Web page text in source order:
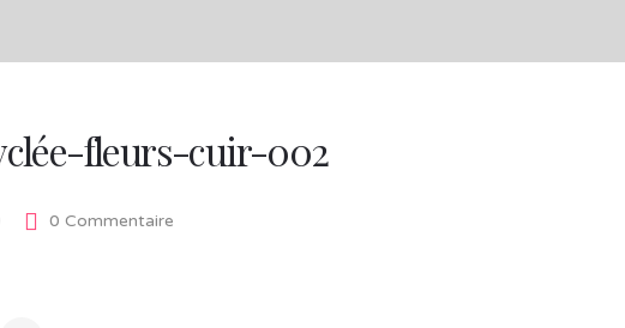
fleurs-cuir-002
0 Commentaire